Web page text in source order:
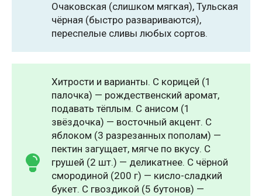
Очаковская (слишком мягкая), Тульская
чёрная (быстро развариваются),
переспелые сливы любых сортов.
Хитрости и варианты. С корицей (1
палочка) — рождественский аромат,
подавать тёплым. С анисом (1
звёздочка) — восточный акцент. С
яблоком (3 разрезанных пополам) —
пектин загущает, мягче по вкусу. С
грушей (2 шт.) — деликатнее. С чёрной
смородиной (200 г) — кисло-сладкий
букет. С гвоздикой (5 бутонов) —